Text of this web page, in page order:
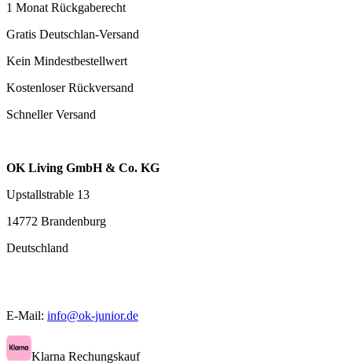
1 Monat Rückgaberecht
Gratis Deutschlan-Versand
Kein Mindestbestellwert
Kostenloser Rückversand
Schneller Versand
OK Living GmbH & Co. KG
Upstallstrable 13
14772 Brandenburg
Deutschland
E-Mail: info@ok-junior.de
Klarna Rechungskauf